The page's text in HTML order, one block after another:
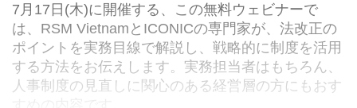
7月17日(木)に開催する、この無料ウェビナーで
は、RSM VietnamとICONICの専門家が、法改正の
ポイントを実務目線で解説し、戦略的に制度を活用
する方法をお伝えします。実務担当者はもちろん、
人事制度の見直しに関心のある経営層の方にもおす